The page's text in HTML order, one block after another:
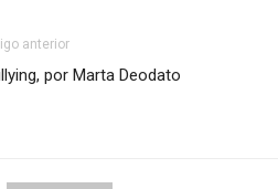
anterior
por Marta Deodato